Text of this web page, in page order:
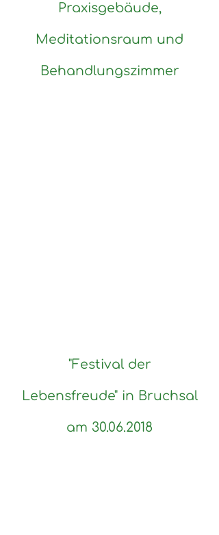
Praxisgebäude,
Meditationsraum und
Behandlungszimmer
"Festival der
Lebensfreude" in Bruchsal
am 30.06.2018